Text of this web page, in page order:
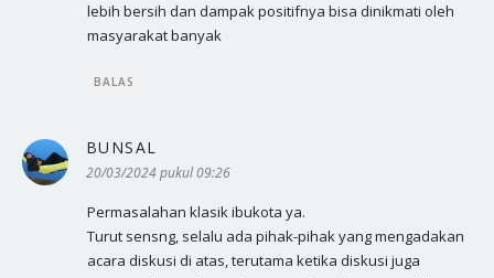
lebih bersih dan dampak positifnya bisa dinikmati oleh
masyarakat banyak
BALAS
BUNSAL
20/03/2024 pukul 09:26
Permasalahan klasik ibukota ya.
Turut sensng, selalu ada pihak-pihak yang mengadakan
acara diskusi di atas, terutama ketika diskusi juga